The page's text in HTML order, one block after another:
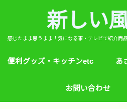
新しい
感じたまま思うまま！気になる事・テレビで紹介商
便利グッズ・キッチンetc
芸能人！愛用品・お気に入り
ヒルナンデス！紹介
めざましテレビ紹介
あ
お問い合わせ